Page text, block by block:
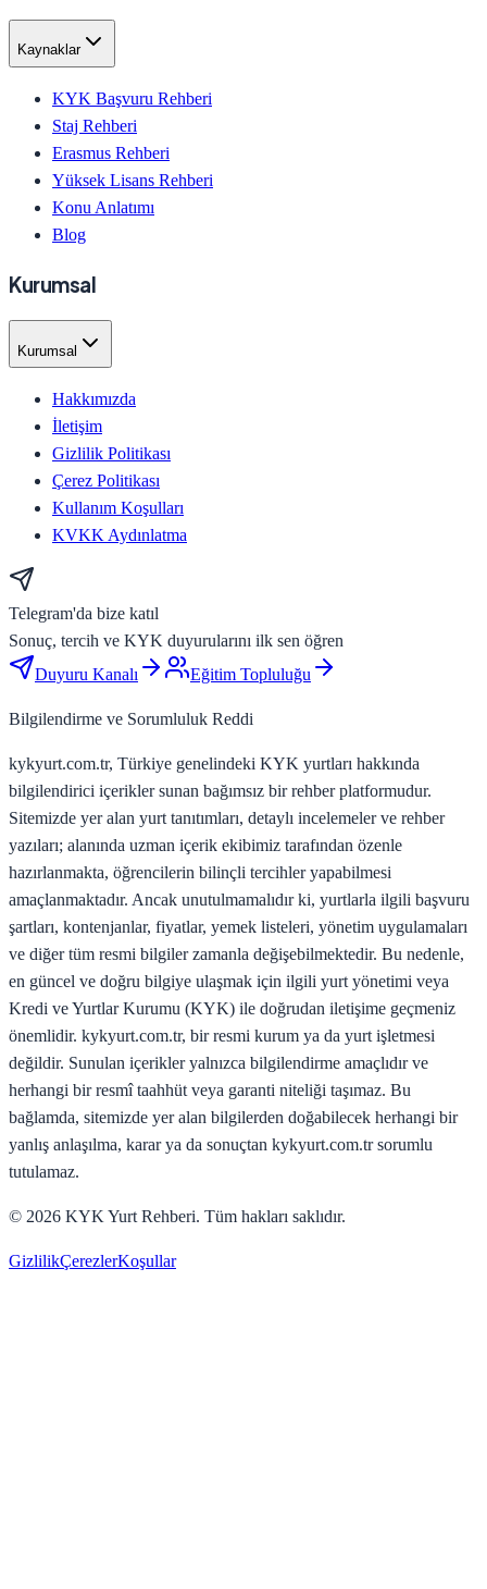
Kaynaklar
KYK Başvuru Rehberi
Staj Rehberi
Erasmus Rehberi
Yüksek Lisans Rehberi
Konu Anlatımı
Blog
Kurumsal
Kurumsal
Hakkımızda
İletişim
Gizlilik Politikası
Çerez Politikası
Kullanım Koşulları
KVKK Aydınlatma
Telegram'da bize katıl
Sonuç, tercih ve KYK duyurularını ilk sen öğren
Duyuru Kanalı
Eğitim Topluluğu
Bilgilendirme ve Sorumluluk Reddi
kykyurt.com.tr, Türkiye genelindeki KYK yurtları hakkında
bilgilendirici içerikler sunan bağımsız bir rehber platformudur.
Sitemizde yer alan yurt tanıtımları, detaylı incelemeler ve rehber
yazıları; alanında uzman içerik ekibimiz tarafından özenle
hazırlanmakta, öğrencilerin bilinçli tercihler yapabilmesi
amaçlanmaktadır. Ancak unutulmamalıdır ki, yurtlarla ilgili başvuru
şartları, kontenjanlar, fiyatlar, yemek listeleri, yönetim uygulamaları
ve diğer tüm resmi bilgiler zamanla değişebilmektedir. Bu nedenle,
en güncel ve doğru bilgiye ulaşmak için ilgili yurt yönetimi veya
Kredi ve Yurtlar Kurumu (KYK) ile doğrudan iletişime geçmeniz
önemlidir. kykyurt.com.tr, bir resmi kurum ya da yurt işletmesi
değildir. Sunulan içerikler yalnızca bilgilendirme amaçlıdır ve
herhangi bir resmî taahhüt veya garanti niteliği taşımaz. Bu
bağlamda, sitemizde yer alan bilgilerden doğabilecek herhangi bir
yanlış anlaşılma, karar ya da sonuçtan kykyurt.com.tr sorumlu
tutulamaz.
© 2026 KYK Yurt Rehberi. Tüm hakları saklıdır.
GizlilikÇerezlerKoşullar